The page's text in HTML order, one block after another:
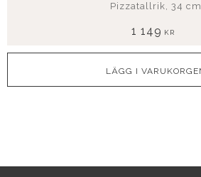
Pizzatallrik, 34 cm
1 149 KR